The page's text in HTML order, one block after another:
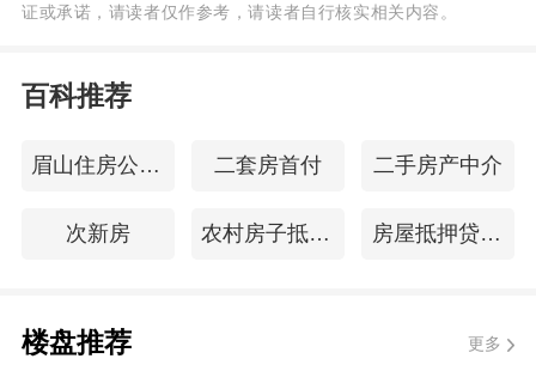
证或承诺，请读者仅作参考，请读者自行核实相关内容。
百科推荐
眉山住房公积金查询 二套房首付 二手房产中介
次新房 农村房子抵押贷款 房屋抵押贷条件
楼盘推荐 更多